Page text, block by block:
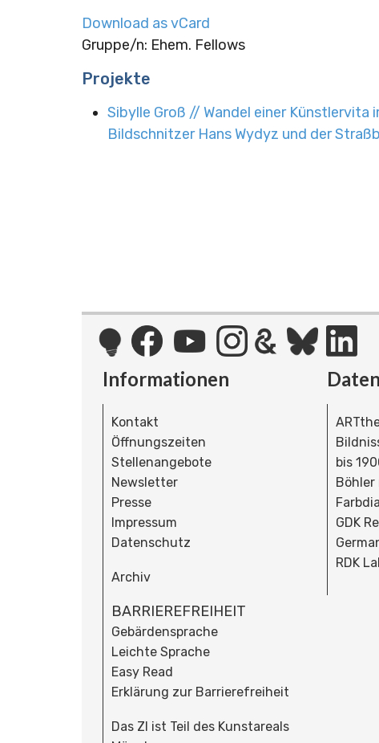
Download as vCard
Gruppe/n: Ehem. Fellows
Projekte
Sibylle Groß // Wandel einer
Bildschnitzer Hans Wydyz und der
Informationen
Kontakt
Öffnungszeiten
Stellenangebote
Newsletter
Presse
Impressum
Datenschutz
Archiv
BARRIEREFREIHEIT
Gebärdensprache
Leichte Sprache
Easy Read
Erklärung zur Barrierefreiheit
Das ZI ist Teil des Kunstareals
bis
Böhler
GDK
RDK